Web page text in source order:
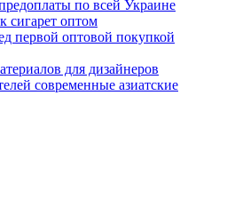
по всей Украине
сигарет оптом
первой оптовой покупкой
для дизайнеров
современные азиатские